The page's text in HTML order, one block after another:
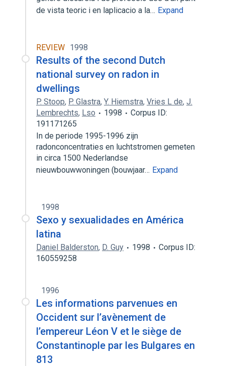
de vista teoric i en laplicacio a la… Expand
REVIEW 1998
Results of the second Dutch
national survey on radon in
dwellings
P. Stoop, P. Glastra, Y. Hiemstra, Vries L de, J.
Lembrechts, Lso 1998
Corpus ID:
191171265
In de periode 1995-1996 zijn
radonconcentraties en luchtstromen gemeten
in circa 1500 Nederlandse
nieuwbouwwoningen (bouwjaar… Expand
1998
Sexo y sexualidades en América
latina
Daniel Balderston, D. Guy 1998
Corpus ID:
160559258
1996
Les informations parvenues en
Occident sur l’avènement de
l’empereur Léon V et le siège de
Constantinople par les Bulgares en
813